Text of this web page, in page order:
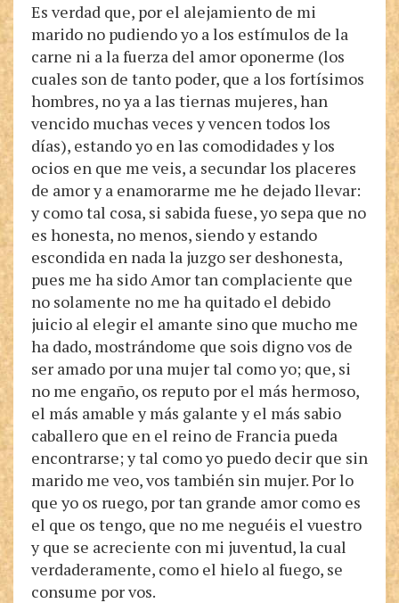
Es verdad que, por el alejamiento de mi
marido no pudiendo yo a los estímulos de la
carne ni a la fuerza del amor oponerme (los
cuales son de tanto poder, que a los fortísimos
hombres, no ya a las tiernas mujeres, han
vencido muchas veces y vencen todos los
días), estando yo en las comodidades y los
ocios en que me veis, a secundar los placeres
de amor y a enamorarme me he dejado llevar:
y como tal cosa, si sabida fuese, yo sepa que no
es honesta, no menos, siendo y estando
escondida en nada la juzgo ser deshonesta,
pues me ha sido Amor tan complaciente que
no solamente no me ha quitado el debido
juicio al elegir el amante sino que mucho me
ha dado, mostrándome que sois digno vos de
ser amado por una mujer tal como yo; que, si
no me engaño, os reputo por el más hermoso,
el más amable y más galante y el más sabio
caballero que en el reino de Francia pueda
encontrarse; y tal como yo puedo decir que sin
marido me veo, vos también sin mujer. Por lo
que yo os ruego, por tan grande amor como es
el que os tengo, que no me neguéis el vuestro
y que se acreciente con mi juventud, la cual
verdaderamente, como el hielo al fuego, se
consume por vos.